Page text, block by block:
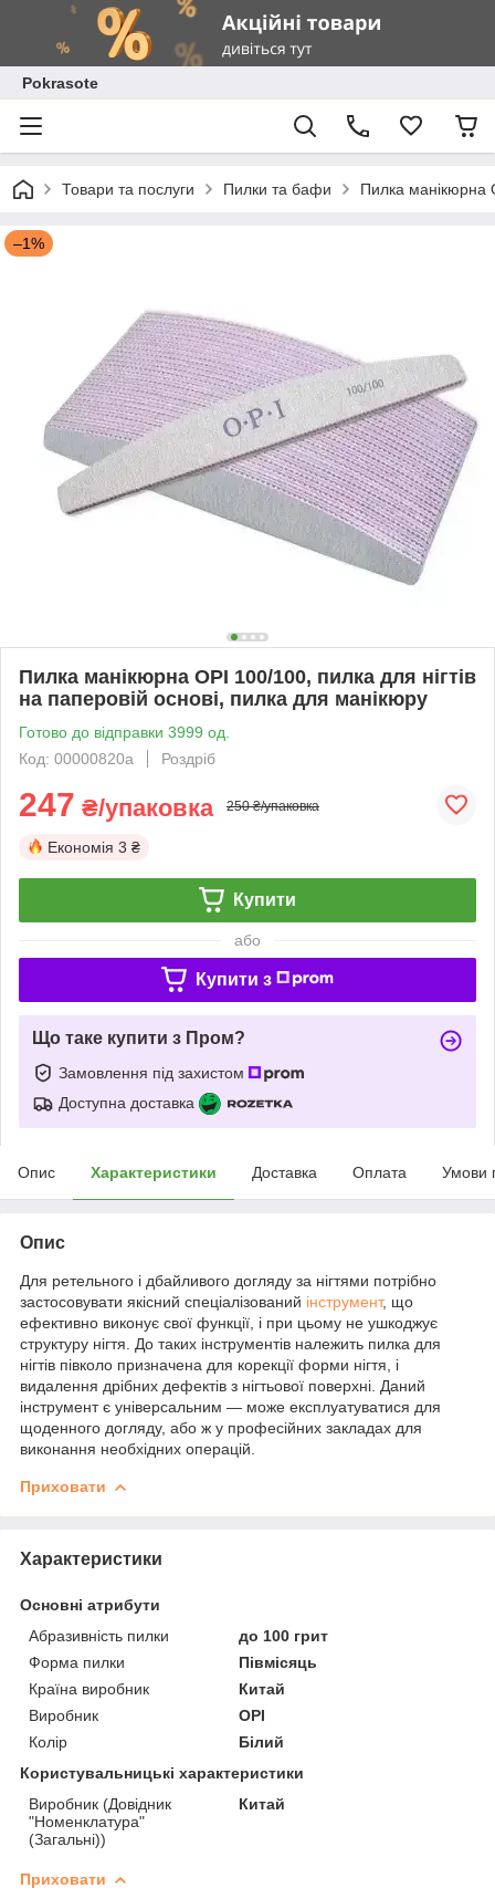
Pokrasote
Товари та послуги Пилки та бафи Пилка манікюрна
–1%
Пилка манікюрна OPI 100/100, пилка для нігтів
на паперовій основі, пилка для манікюру
Готово до відправки 3999 од.
Код: 00000820a
Роздріб
247 ₴/упаковка 250 ₴/упаковка
Економія 3 ₴
Купити
або
Купити з
Що таке купити з Пром?
Замовлення під захистом
Доступна доставка
Опис Характеристики Доставка Оплата Умови
Опис
Для ретельного і дбайливого догляду за нігтями потрібно
застосовувати якісний спеціалізований інструмент, що
ефективно виконує свої функції, і при цьому не ушкоджує
структуру нігтя. До таких інструментів належить пилка для
нігтів півколо призначена для корекції форми нігтя, і
видалення дрібних дефектів з нігтьової поверхні. Даний
інструмент є універсальним — може експлуатуватися для
щоденного догляду, або ж у професійних закладах для
виконання необхідних операцій.
Приховати
Характеристики
Основні атрибути
Абразивність пилки
до 100 грит
Форма пилки
Півмісяць
Країна виробник
Китай
Виробник
OPI
Колір
Білий
Користувальницькі характеристики
Виробник (Довідник
"Номенклатура"
(Загальні))
Китай
Приховати